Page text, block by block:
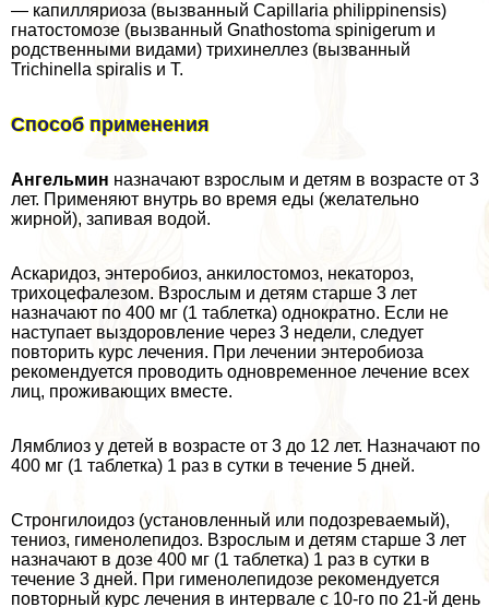
— капилляриоза (вызванный Capillaria philippinensis)
гнатостомозе (вызванный Gnathostoma spinigerum и
родственными видами) трихинеллез (вызванный
Trichinella spiralis и T.
Способ применения
Ангельмин назначают взрослым и детям в возрасте от 3
лет. Применяют внутрь во время еды (желательно
жирной), запивая водой.
Аскаридоз, энтеробиоз, анкилостомоз, некатороз,
трихоцефалезом. Взрослым и детям старше 3 лет
назначают по 400 мг (1 таблетка) однократно. Если не
наступает выздоровление через 3 недели, следует
повторить курс лечения. При лечении энтеробиоза
рекомендуется проводить одновременное лечение всех
лиц, проживающих вместе.
Лямблиоз у детей в возрасте от 3 до 12 лет. Назначают по
400 мг (1 таблетка) 1 раз в сутки в течение 5 дней.
Стронгилоидоз (установленный или подозреваемый),
тениоз, гименолепидоз. Взрослым и детям старше 3 лет
назначают в дозе 400 мг (1 таблетка) 1 раз в сутки в
течение 3 дней. При гименолепидозе рекомендуется
повторный курс лечения в интервале с 10-го по 21-й день